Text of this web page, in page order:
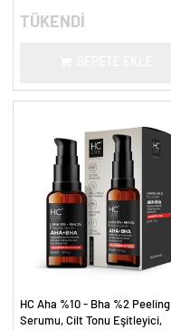
TÜKENDİ
HC Aha %10 - Bha %2 Peeling
Serumu, Cilt Tonu Eşitleyici,